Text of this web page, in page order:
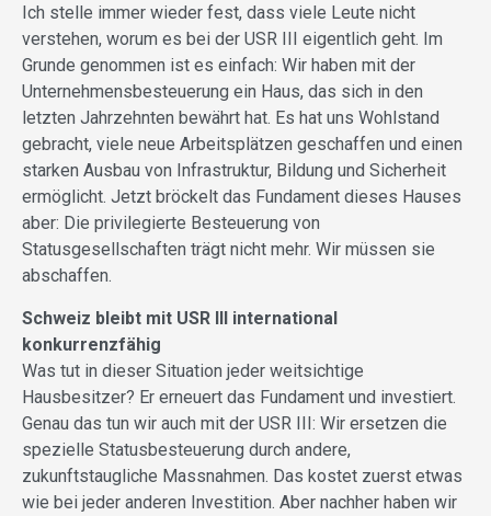
Ich stelle immer wieder fest, dass viele Leute nicht
verstehen, worum es bei der USR III eigentlich geht. Im
Grunde genommen ist es einfach: Wir haben mit der
Unternehmensbesteuerung ein Haus, das sich in den
letzten Jahrzehnten bewährt hat. Es hat uns Wohlstand
gebracht, viele neue Arbeitsplätzen geschaffen und einen
starken Ausbau von Infrastruktur, Bildung und Sicherheit
ermöglicht. Jetzt bröckelt das Fundament dieses Hauses
aber: Die privilegierte Besteuerung von
Statusgesellschaften trägt nicht mehr. Wir müssen sie
abschaffen.
Schweiz bleibt mit USR III international
konkurrenzfähig
Was tut in dieser Situation jeder weitsichtige
Hausbesitzer? Er erneuert das Fundament und investiert.
Genau das tun wir auch mit der USR III: Wir ersetzen die
spezielle Statusbesteuerung durch andere,
zukunftstaugliche Massnahmen. Das kostet zuerst etwas
wie bei jeder anderen Investition. Aber nachher haben wir